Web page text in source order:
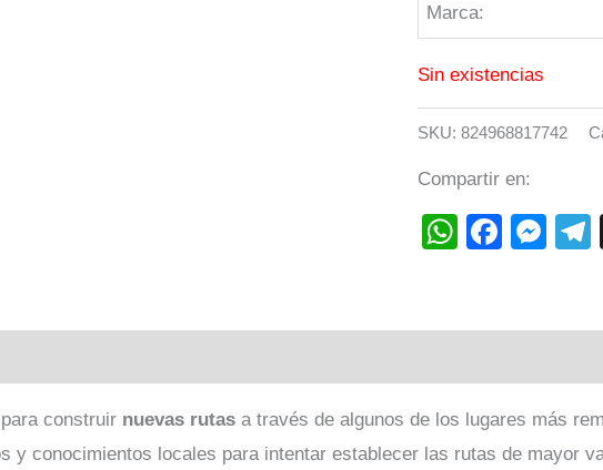
Marca:
Sin existencias
SKU: 824968817742
Compartir en:
construir nuevas rutas a través de algunos de los lugares más
y conocimientos locales para intentar establecer las rutas de mayor